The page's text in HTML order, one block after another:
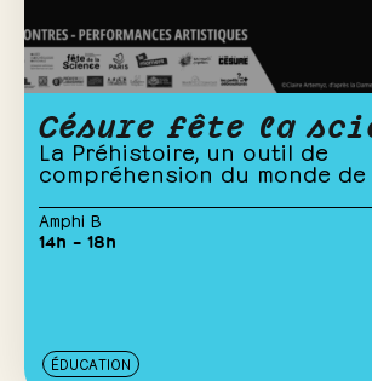
Césure fête la
La Préhistoire, un outil de
compréhension du monde de
Amphi B
14h – 18h
ÉDUCATION